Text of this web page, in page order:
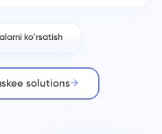
ko'rsatish
solutions